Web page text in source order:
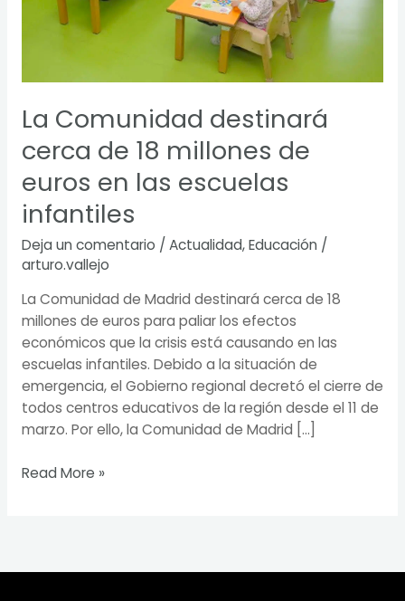
La Comunidad destinará
cerca de 18 millones de
euros en las escuelas
infantiles
Deja un comentario / Actualidad,Educación /
arturo.vallejo
La Comunidad de Madrid destinará cerca de 18
millones de euros para paliar los efectos
económicos que la crisis está causando en las
escuelas infantiles. Debido a la situación de
emergencia, el Gobierno regional decretó el cierre de
todos centros educativos de la región desde el 11 de
marzo. Por ello, la Comunidad de Madrid […]
euros
Read More »